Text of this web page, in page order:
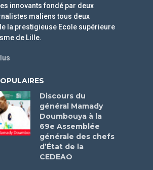
innovants fondé par deux
maliens tous deux
la prestigieuse Ecole supérieure
de Lille.
Discours du
général Mamady
Doumbouya à la
69e Assemblée
générale des chefs
d’État de la
CEDEAO